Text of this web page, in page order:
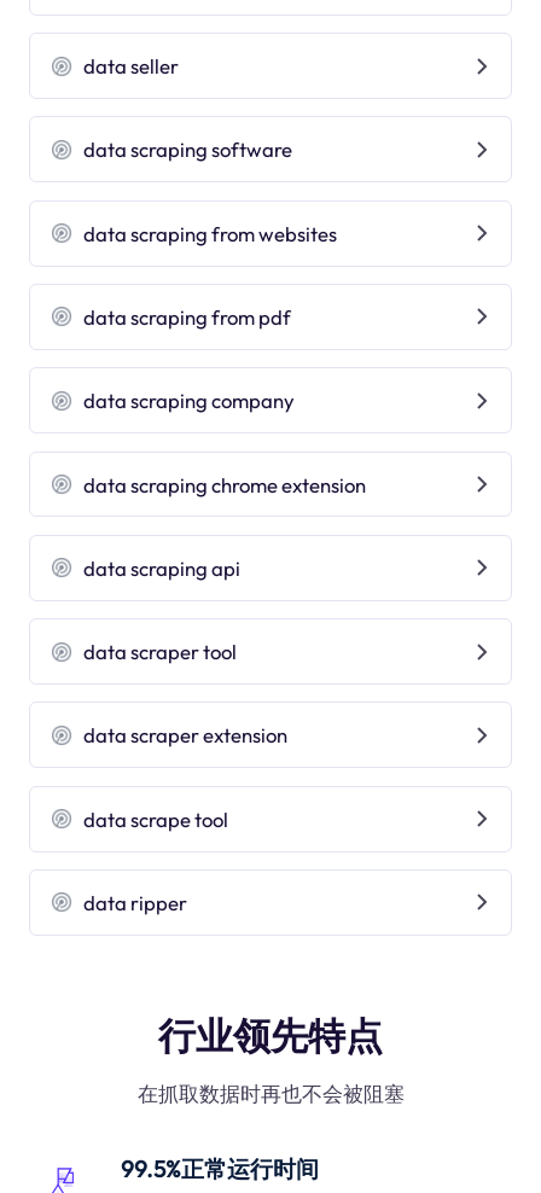
data seller
data scraping software
data scraping from websites
data scraping from pdf
data scraping company
data scraping chrome extension
data scraping api
data scraper tool
data scraper extension
data scrape tool
data ripper
行业领先特点
在抓取数据时再也不会被阻塞
99.5%正常运行时间